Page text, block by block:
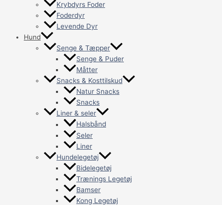
Krybdyrs Foder
Foderdyr
Levende Dyr
Hund
Senge & Tæpper
Senge & Puder
Måtter
Snacks & Kosttilskud
Natur Snacks
Snacks
Liner & seler
Halsbånd
Seler
Liner
Hundelegetøj
Bidelegetøj
Trænings Legetøj
Bamser
Kong Legetøj